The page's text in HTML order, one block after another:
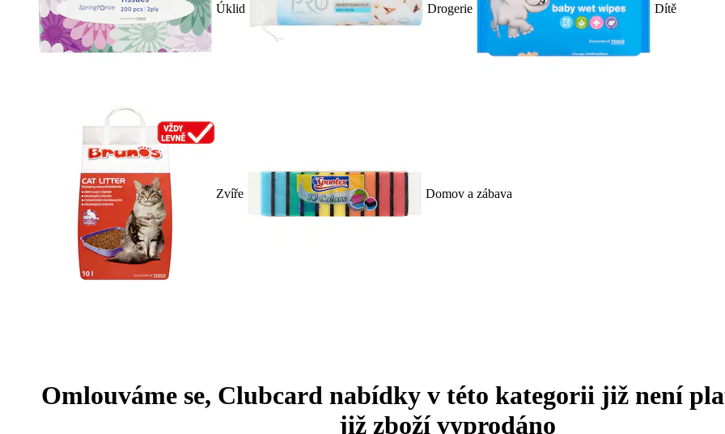
Úklid Drogerie Dítě
Zvíře Domov a zábava
Omlouváme se, Clubcard nabídky v této kategorii již není
již zboží vyprodáno